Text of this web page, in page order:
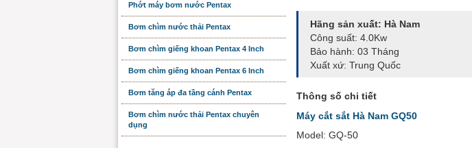
Hãng sản xuất: Hà Nam
Công suất: 4.0Kw
Bảo hành: 03 Tháng
Xuất xứ: Trung Quốc
Thông số chi tiết
Máy cắt sắt Hà Nam GQ50
Model: GQ-50
Phớt máy bơm nước Pentax
Bơm chìm nước thải Pentax
Bơm chìm giếng khoan Pentax 4 Inch
Bơm chìm giếng khoan Pentax 6 Inch
Bơm tăng áp đa tầng cánh Pentax
Bơm chìm nước thải Pentax chuyên
dụng